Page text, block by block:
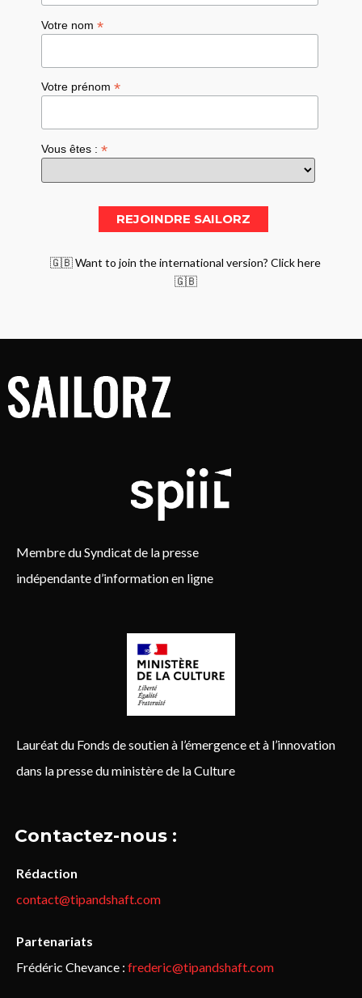
Votre nom*
Votre prénom*
Vous êtes :*
🇬🇧 Want to join the international version? Click here
🇬🇧
Membre du Syndicat de la presse
indépendante d’information en ligne
Lauréat du Fonds de soutien à l’émergence et à l’innovation
dans la presse du ministère de la Culture
Contactez-nous :
Rédaction
contact@tipandshaft.com
Partenariats
Frédéric Chevance : frederic@tipandshaft.com